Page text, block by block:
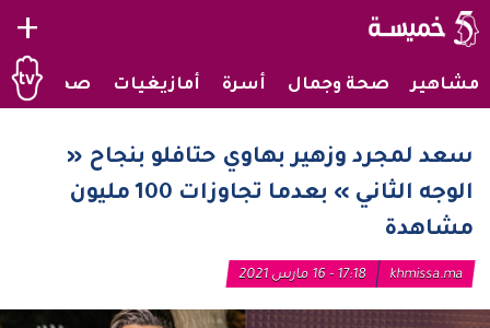
+
مشاهير صحة وجمال أسرة أمازيغيات صحراويات
سعد لمجرد وزهير بهاوي حتافلو بنجاح «
الوجه الثاني » بعدما تجاوزات 100 مليون
مشاهدة
khmissa.ma 17:18 - 16 مارس 2021